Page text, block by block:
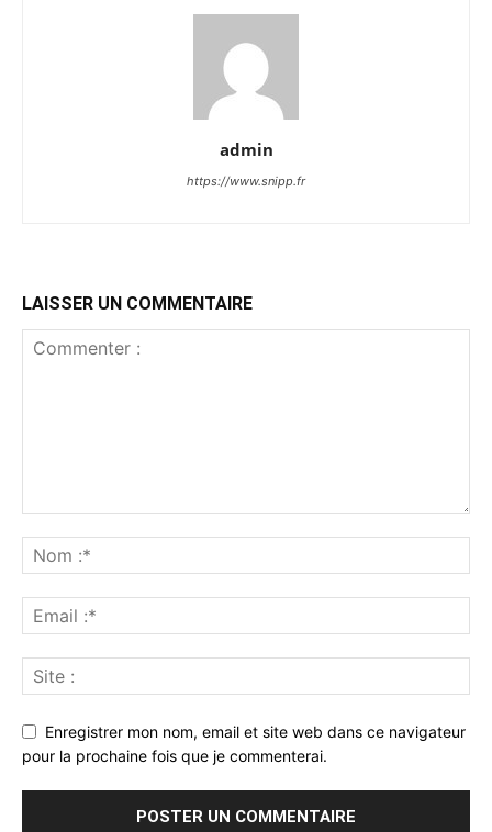
admin
https://www.snipp.fr
LAISSER UN COMMENTAIRE
Enregistrer mon nom, email et site web dans ce navigateur
pour la prochaine fois que je commenterai.